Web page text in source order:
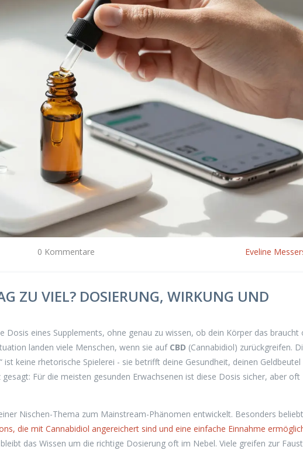
0 Kommentare Eveline
ZU VIEL? DOSIERUNG, WIRKUNG UND
Dosis eines Supplements, ohne genau zu wissen, ob dein Körper das braucht
landen viele Menschen, wenn sie auf CBD (Cannabidiol) zurückgreifen.
ist keine rhetorische Spielerei - sie betrifft deine Gesundheit, deinen Geldbeutel
Für die meisten gesunden Erwachsenen ist diese Dosis sicher, aber oft
Nischen-Thema zum Mainstream-Phänomen entwickelt. Besonders
die mit Cannabidiol angereichert sind und eine einfache Einnahme
das Wissen um die richtige Dosierung oft im Nebel. Viele greifen zur